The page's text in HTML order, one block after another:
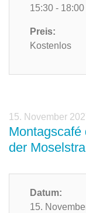
15:30 - 18:00
Preis:
Kostenlos
15. November
der
Datum:
15.